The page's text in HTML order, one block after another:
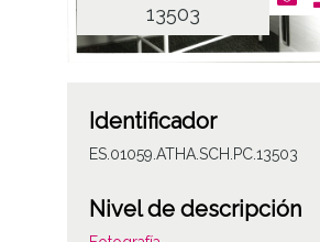
13503
Identificador
ES.01059.ATHA.SCH.PC.13503
Nivel de descripción